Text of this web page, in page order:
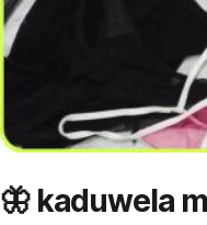
🦋 kaduwela